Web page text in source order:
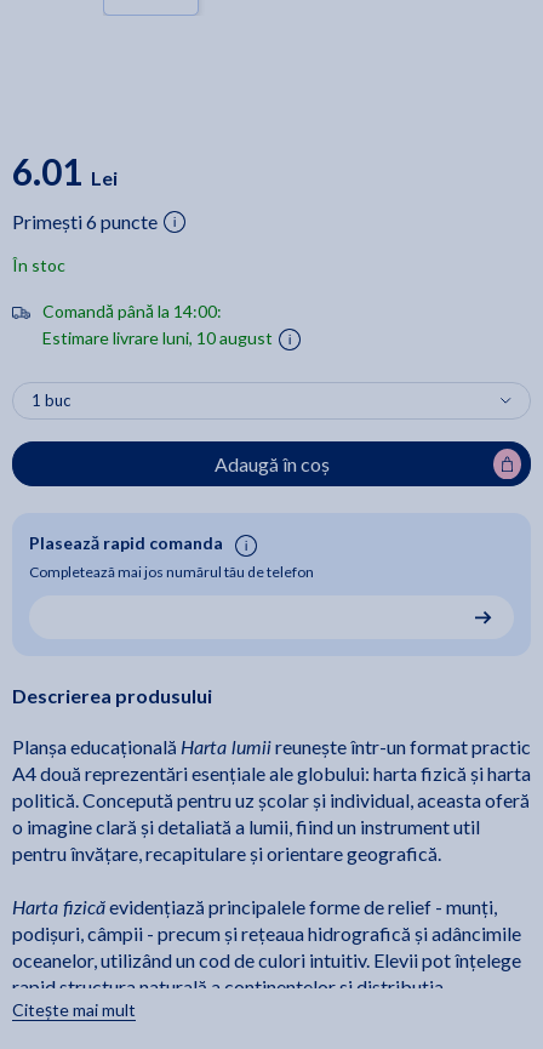
6.01 Lei
Primești 6 puncte
În stoc
Comandă până la 14:00:
Estimare livrare luni, 10 august
Adaugă în coș
Plasează rapid comanda
Completează mai jos numărul tău de telefon
Descrierea produsului
Planșa educațională Harta lumiireunește într-un format practic
A4 două reprezentări esențiale ale globului: harta fizică și harta
politică. Concepută pentru uz școlar și individual, aceasta oferă
o imagine clară și detaliată a lumii, fiind un instrument util
pentru învățare, recapitulare și orientare geografică.
Harta fizicăevidențiază principalele forme de relief - munți,
podișuri, câmpii - precum și rețeaua hidrografică și adâncimile
oceanelor, utilizând un cod de culori intuitiv. Elevii pot înțelege
rapid structura naturală a continentelor și distribuția
elementelor geografice.
Citește mai mult